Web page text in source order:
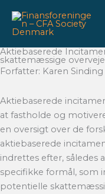
indholdet
Aktiebaserede
skattemæssige
Forfatter: Karen Sinding
Aktiebaserede
at fastholde og
en oversigt over de
aktiebaserede
indrettes efter, således
specifikke formål, som
potentielle